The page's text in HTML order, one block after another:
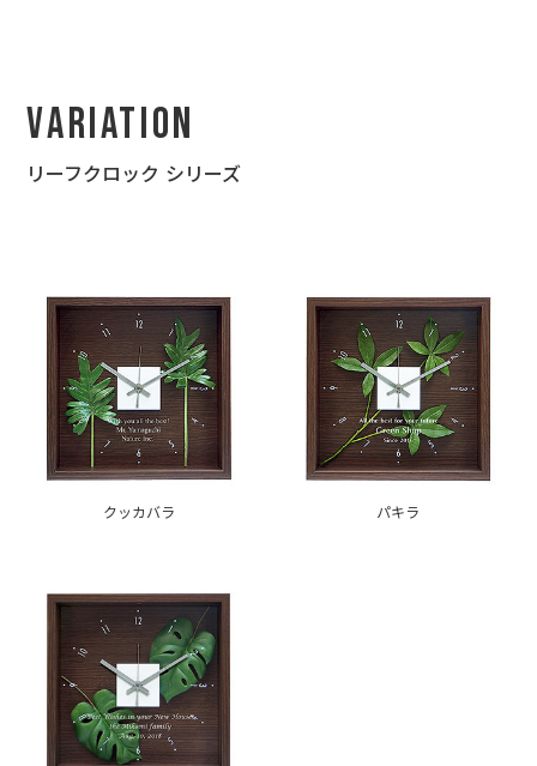
Variation
リーフクロック シリーズ
クッカバラ パキラ